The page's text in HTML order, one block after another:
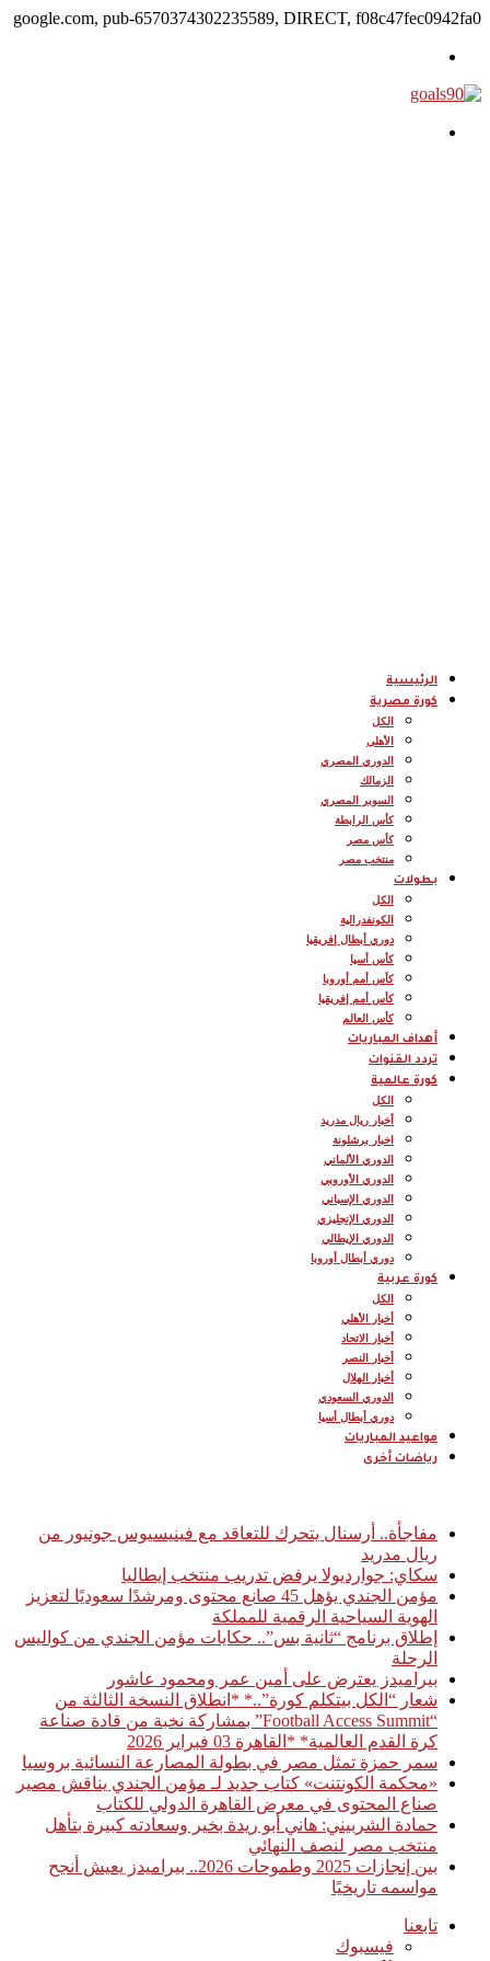
google.com, pub-6570374302235589, DIRECT, f08c47fec0942fa0
الرئيسية
كورة مصرية
الكل
الأهلى
الدوري المصري
الزمالك
السوبر المصري
كأس الرابطة
كأس مصر
منتخب مصر
بطولات
الكل
الكونفدرالية
دوري أبطال إفريقيا
كأس أسيا
كأس أمم أوروبا
كأس أمم إفريقيا
كأس العالم
أهداف المباريات
تردد القنوات
كورة عالمية
الكل
أخبار ريال مدريد
اخبار برشلونة
الدوري الألماني
الدوري الأوروبي
الدوري الإسباني
الدوري الإنجليزي
الدوري الإيطالي
دوري أبطال أوروبا
كورة عربية
الكل
أخبار الأهلي
أخبار الاتحاد
أخبار النصر
أخبار الهلال
الدوري السعودي
دوري أبطال أسيا
مواعيد المباريات
رياضات أخرى
مفاجأة.. أرسنال يتحرك للتعاقد مع فينيسيوس جونيور من
ريال مدريد
سكاي: جوارديولا يرفض تدريب منتخب إيطاليا
مؤمن الجندي يؤهل 45 صانع محتوى ومرشدًا سعوديًا لتعزيز
الهوية السياحية الرقمية للمملكة
إطلاق برنامج “ثانية بس”.. حكايات مؤمن الجندي من كواليس
الرحلة
بيراميدز يعترض على أمين عمر ومحمود عاشور
شعار “الكل بيتكلم كورة”..* *انطلاق النسخة الثالثة من
“Football Access Summit” بمشاركة نخبة من قادة صناعة
كرة القدم العالمية* *القاهرة 03 فبراير 2026
سمر حمزة تمثل مصر في بطولة المصارعة النسائية بروسيا
«محكمة الكونتنت» كتاب جديد لـ مؤمن الجندي يناقش مصير
صناع المحتوى في معرض القاهرة الدولي للكتاب
حمادة الشربيني: هاني أبو ريدة بخير وسعادته كبيرة بتأهل
منتخب مصر لنصف النهائي
بين إنجازات 2025 وطموحات 2026.. بيراميدز يعيش أنجح
مواسمه تاريخيًا
تابعنا
فيسبوك